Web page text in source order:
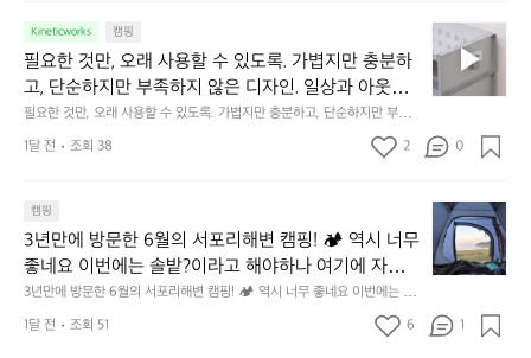
중
인
차
안
서
도
구
나
잠
에
기
까
는 균형감에서 출발했습니다.  그중에서도 슬림함에 철
저히 집착했습니다. 튼튼한 내구도와 넉넉한 수납력을
해치치 않는 선에서, 가장 가볍고 얇게 설계했습니다.
이 디자인과 사용감은, 꼭 직접 손으로 만져보며 경험
해 보시기를 바랍니다.
철저히 집착했습니다. 튼튼한 내구도와 넉넉한 수납력을 해치치 않는 선에
서, 가장 가볍고 얇게 설계했습니다.  이 디자인과 사용감은, 꼭 직접 손으로
만져보며 경험해 보시기를 바랍니다.
0
년
이
넘
군
지
의
초
기
품
Kineticworks 캠핑
필요한 것만, 오래 사용할 수 있도록. 가볍지만 충분하
고, 단순하지만 부족하지 않은 디자인. 일상과 아웃도
어의 경계를 자연스럽게 이어주는 RIDGE MOUNTAIN
GEAR. 키네틱웍스에서 만나보세요.
필요한 것만, 오래 사용할 수 있도록. 가볍지만 충분하고, 단순하지만 부족하
지 않은 디자인. 일상과 아웃도어의 경계를 자연스럽게 이어주는 RIDGE M
OUNTAIN GEAR. 키네틱웍스에서 만나보세요.
필
요
한
것
오
용
할
수
있
록.
1달 전 조회 38 2 0
캠핑
3년만에 방문한 6월의 서포리해변 캠핑! 🏕 역시 너무
좋네요 이번에는 솔밭?이라고 해야하나 여기에 자리를
잡았는데 정말 시원하고 경치도 좋네요  서해치고 물도
맑은편, 아이들도 놀기 좋고 1박 2일은 넘 짧게 느껴지
네요  .1박 1동 1만원 (수금은 7시쯤, 동네에서 관리) .수
3년만에 방문한 6월의 서포리해변 캠핑! 🏕 역시 너무 좋네요 이번에는 솔
밭?이라고 해야하나 여기에 자리를 잡았는데 정말 시원하고 경치도 좋네요
서해치고 물도 맑은편, 아이들도 놀기 좋고 1박 2일은 넘 짧게 느껴지네요  .
년
만
에
문
1달 전 조회 51 6 1